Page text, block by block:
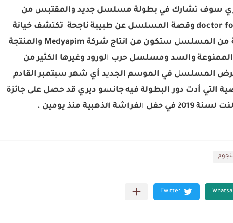
ديري سوف تشارك في بطولة مسلسل جديد والمقتبس من
المسبلسل البريطاني doctor fooster وقصة المسلسل عن طبيبة ناجحة تكتشف خيانة
زوجها حيث أن النسخة التركية من المسلسل ستكون من انتاج شركة Medyapim والمنتجة
والسد ومسلسل حرب الورود وغيرها الكثير من
المسلسل في الموسم الجديد أي شهر سبتمبر القادم
التي أدت دور البطولة فيه جانسو ديري قد حصل على جائزة
الذهبية منذ يومين .